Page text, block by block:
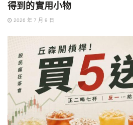
得到的實用小物
2026 年 7 月 9 日